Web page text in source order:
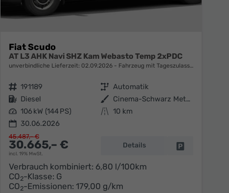
Fiat Scudo
AT L3 AHK Navi SHZ Kam Webasto Temp 2xPDC
unverbindliche Lieferzeit: 02.09.2026 Fahrzeug mit Tageszulassung
Fahrzeugnr. 191189 Getriebe Automatik
Kraftstoff Diesel Außenfarbe
Cinema-Schwarz Metallic
Leistung 106 kW (144 PS) Kilometerstand 10 km
30.06.2026
30.665,– €
incl. 19% MwSt.
45.487,– €
Details
Verbrauch kombiniert: 6,80 l/100km
CO2-Klasse: G
CO2-Emissionen: 179,00 g/km